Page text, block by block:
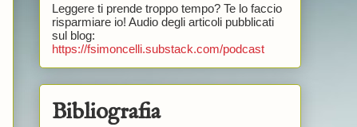
Leggere ti prende troppo tempo? Te lo faccio
risparmiare io! Audio degli articoli pubblicati
sul blog:
https://fsimoncelli.substack.com/podcast
Bibliografia